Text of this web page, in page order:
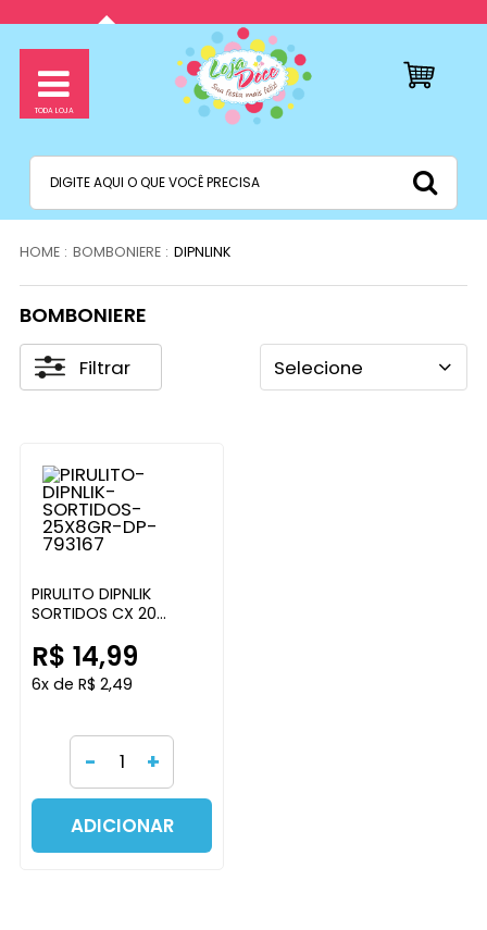
BOMBONIERE DIPNLINK
BOMBONIERE
Filtrar Selecione
PIRULITO DIPNLIK
SORTIDOS CX 20
R$ 14,99
6x de R$ 2,49
- +
ADICIONAR